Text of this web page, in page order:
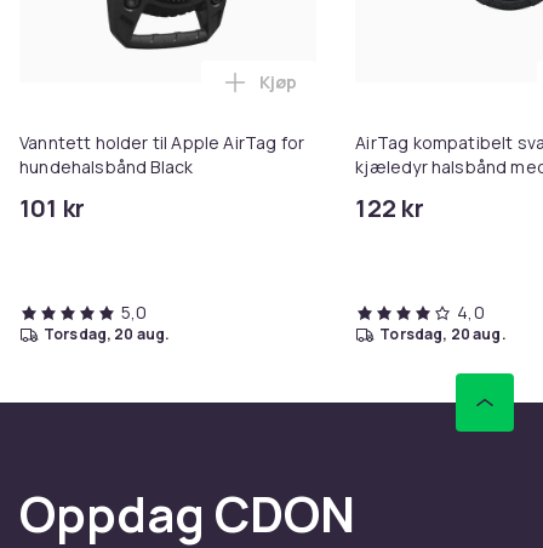
Vanntett holder til Apple AirTag for
hundehalsbånd Black
101 kr
Legg Vanntett holder til Apple
Kjøp
5,0
torsdag, 20 aug.
AirTag kompatibelt
kjæledyr halsbånd
sporingshalsbånd for
122 kr
4,0
torsdag, 20 aug.
Oppdag CDON